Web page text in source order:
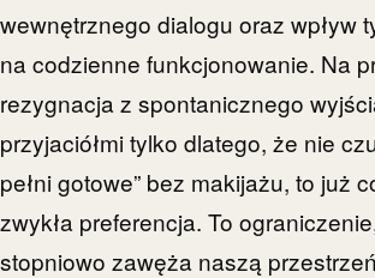
wewnętrznego dialogu oraz wpływ
na codzienne funkcjonowanie. Na
rezygnacja z spontanicznego
przyjaciółmi tylko dlatego, że nie
pełni gotowe” bez makijażu, to już
zwykła preferencja. To
stopniowo zawęża naszą